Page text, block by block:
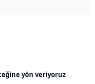
yön veriyoruz